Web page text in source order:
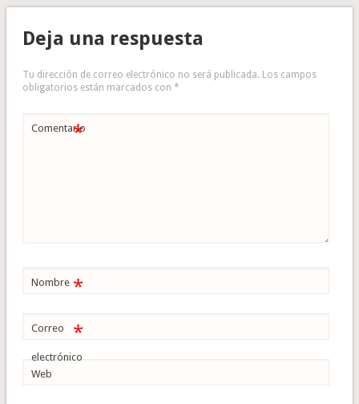
Deja una respuesta
Tu dirección de correo electrónico no será publicada. Los campos
obligatorios están marcados con *
Comentario
*
Nombre *
Correo
electrónico
*
Web